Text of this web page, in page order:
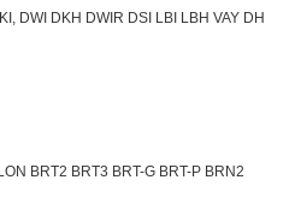
DWI DKH DWIR DSI LBI LBH VAY DH
BRT2 BRT3 BRT-G BRT-P BRN2